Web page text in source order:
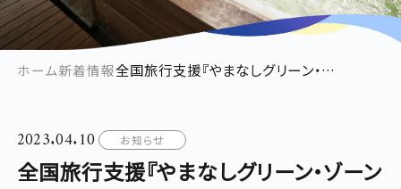
ホーム新着情報 全国旅行支援『やまなしグリーン・ゾーン旅割』は６月３０日まで
2023.04.10 お知らせ
全国旅行支援『やまなしグリーン・ゾーン